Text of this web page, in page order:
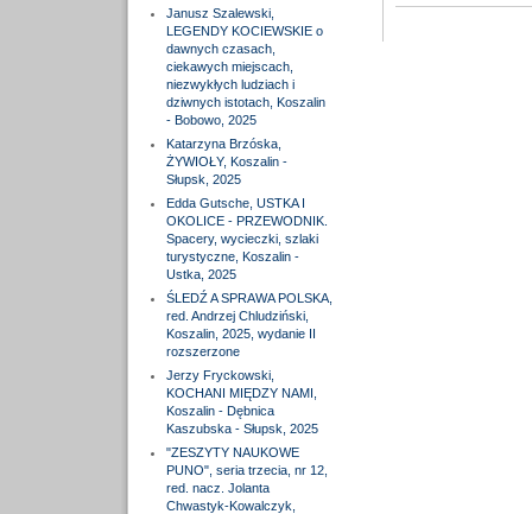
Janusz Szalewski,
LEGENDY KOCIEWSKIE o
dawnych czasach,
ciekawych miejscach,
niezwykłych ludziach i
dziwnych istotach, Koszalin
- Bobowo, 2025
Katarzyna Brzóska,
ŻYWIOŁY, Koszalin -
Słupsk, 2025
Edda Gutsche, USTKA I
OKOLICE - PRZEWODNIK.
Spacery, wycieczki, szlaki
turystyczne, Koszalin -
Ustka, 2025
ŚLEDŹ A SPRAWA POLSKA,
red. Andrzej Chludziński,
Koszalin, 2025, wydanie II
rozszerzone
Jerzy Fryckowski,
KOCHANI MIĘDZY NAMI,
Koszalin - Dębnica
Kaszubska - Słupsk, 2025
"ZESZYTY NAUKOWE
PUNO", seria trzecia, nr 12,
red. nacz. Jolanta
Chwastyk-Kowalczyk,